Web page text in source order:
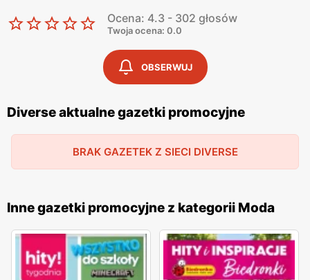
niskie ceny oraz częste promocje
umożliwiają zakupy w korzystnych warunkach. Jednym z
kluczowych elementów strategii marketingowej
regularnie wydawane
gazetki promocyjne
prezentują najnowsze kolekcje, wyprzedaże oraz
specjalne oferty, dzięki czemu klienci mogą planować
swoje zakupy i korzystać z wyjątkowych okazji cenowych.
jak i online, co umożliwia łatwy dostęp do aktualnych ofert.
każdy klient znajdzie coś dla siebie. Marka stawia na
innowacyjność i ciągłe udoskonalanie swoich wyrobów, co
pozwala na oferowanie odzieży, która jest nie tylko modna,
ale także wygodna i trwała. SklepyDiverse są
Ocena: 4.3 - 302 głosów
Twoja ocena: 0.0
OBSERWUJ
Diverse aktualne gazetki promocyjne
BRAK GAZETEK Z SIECI DIVERSE
Inne gazetki promocyjne z kategorii Moda